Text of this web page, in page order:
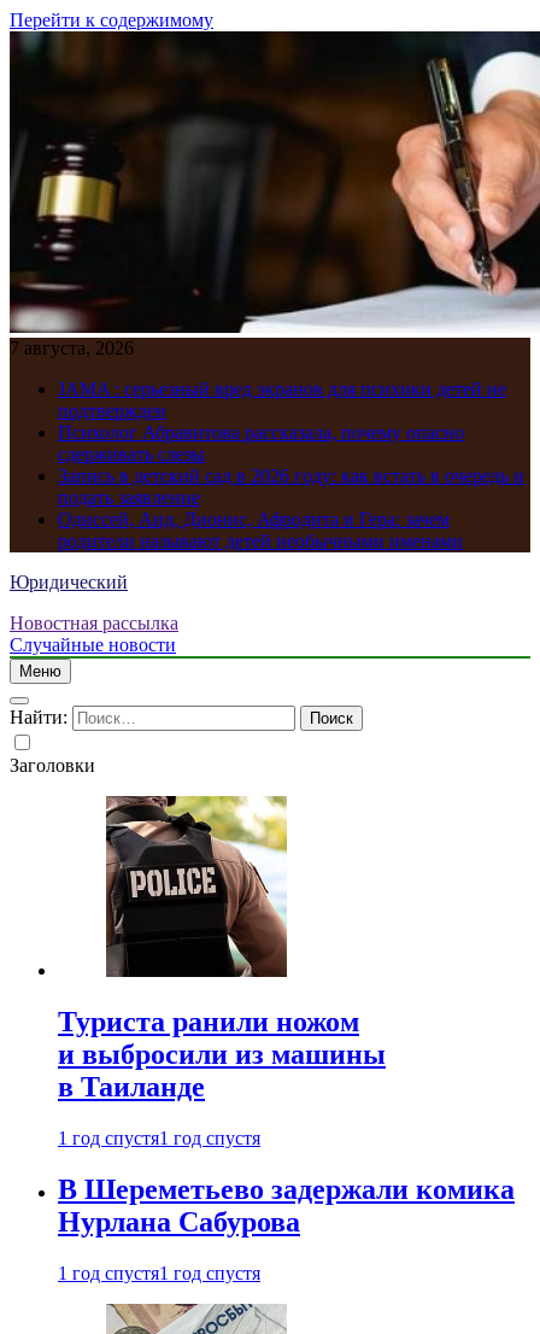
Перейти к содержимому
7 августа, 2026
JAMA : серьезный вред экранов для психики детей не
подтвержден
Психолог Абравитова рассказала, почему опасно
сдерживать слезы
Запись в детский сад в 2026 году: как встать в очередь и
подать заявление
Одиссей, Аид, Дионис, Афродита и Гера: зачем
родители называют детей необычными именами
Юридический
Новостная рассылка
Случайные новости
Меню
Найти:
Заголовки
Туриста ранили ножом
и выбросили из машины
в Таиланде
1 год спустя1 год спустя
В Шереметьево задержали комика
Нурлана Сабурова
1 год спустя1 год спустя